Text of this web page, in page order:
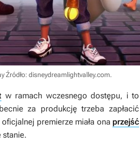
Źródło: disneydreamlightvalley.com.
w ramach wczesnego dostępu, i to
za produkcję trzeba zapłacić
premierze miała ona przejść
stanie.